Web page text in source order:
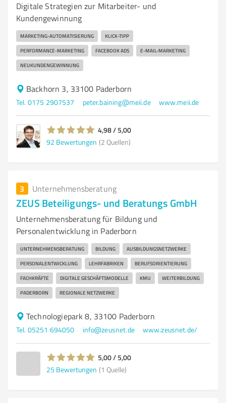
Digitale Strategien zur Mitarbeiter- und
Kundengewinnung
MARKETING-AUTOMATISIERUNG KLICK-TIPP
PERFORMANCE-MARKETING FACEBOOK ADS E-MAIL-MARKETING
NEUKUNDENGEWINNUNG
Backhorn 3, 33100 Paderborn
Tel. 0175 2907537 peter.baining@meii.de www.meii.de
4,98 / 5,00
92 Bewertungen (2 Quellen)
3 Unternehmensberatung
ZEUS Beteiligungs- und Beratungs GmbH
Unternehmensberatung für Bildung und
Personalentwicklung in Paderborn
UNTERNEHMENSBERATUNG BILDUNG AUSBILDUNGSNETZWERKE
PERSONALENTWICKLUNG LEHRFABRIKEN BERUFSORIENTIERUNG
FACHKRÄFTE DIGITALE GESCHÄFTSMODELLE KMU WEITERBILDUNG
PADERBORN REGIONALE NETZWERKE
Technologiepark 8, 33100 Paderborn
Tel. 05251 694050 info@zeusnet.de www.zeusnet.de/
5,00 / 5,00
25 Bewertungen (1 Quelle)